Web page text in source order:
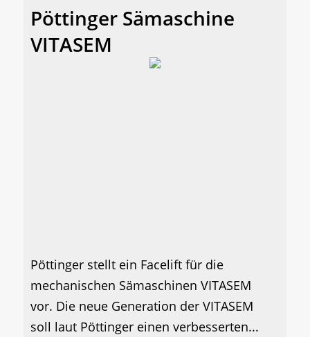
Pöttinger Sämaschine
VITASEM
Pöttinger stellt ein Facelift für die
mechanischen Sämaschinen VITASEM
vor. Die neue Generation der VITASEM
soll laut Pöttinger einen verbesserten...